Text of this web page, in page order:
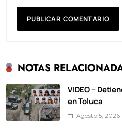
NOTAS
VIDEO –
en Toluca
Agosto 5, 2026